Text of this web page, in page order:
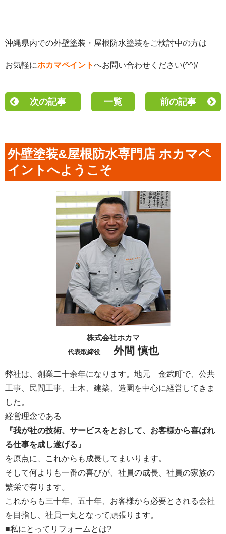
沖縄県内での外壁塗装・屋根防水塗装をご検討中の方は
お気軽にホカマペイントへお問い合わせください(^^)/
次の記事 一覧 前の記事
外壁塗装&屋根防水専門店 ホカマペ
イントへようこそ
株式会社ホカマ
代表取締役 外間 慎也
弊社は、創業二十余年になります。地元 金武町で、公共
工事、民間工事、土木、建築、造園を中心に経営してきま
した。
経営理念である
『我が社の技術、サービスをとおして、お客様から喜ばれ
る仕事を成し遂げる』
を原点に、これからも成長してまいります。
そして何よりも一番の喜びが、社員の成長、社員の家族の
繁栄で有ります。
これからも三十年、五十年、お客様から必要とされる会社
を目指し、社員一丸となって頑張ります。
■私にとってリフォームとは?